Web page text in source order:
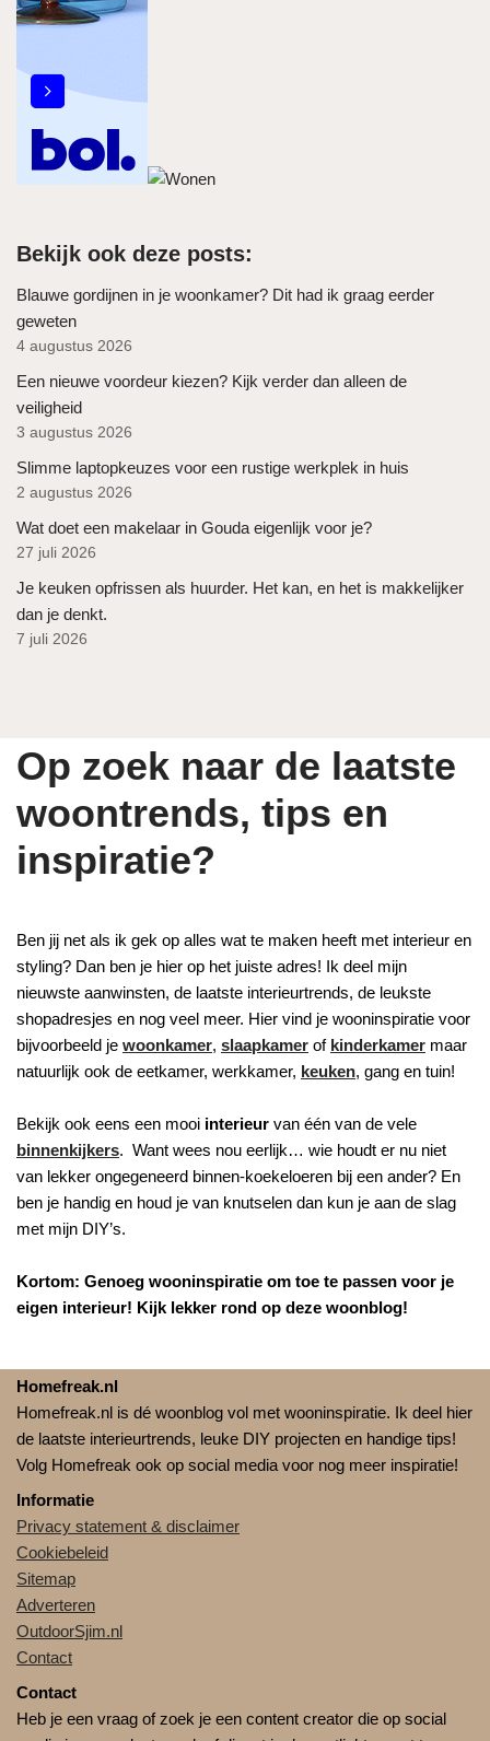
Bekijk ook deze posts:
Blauwe gordijnen in je woonkamer? Dit had ik graag eerder
geweten
4 augustus 2026
Een nieuwe voordeur kiezen? Kijk verder dan alleen de
veiligheid
3 augustus 2026
Slimme laptopkeuzes voor een rustige werkplek in huis
2 augustus 2026
Wat doet een makelaar in Gouda eigenlijk voor je?
27 juli 2026
Je keuken opfrissen als huurder. Het kan, en het is makkelijker
dan je denkt.
7 juli 2026
Op zoek naar de laatste
woontrends, tips en
inspiratie?
Ben jij net als ik gek op alles wat te maken heeft met interieur en
styling? Dan ben je hier op het juiste adres! Ik deel mijn
nieuwste aanwinsten, de laatste interieurtrends, de leukste
shopadresjes en nog veel meer. Hier vind je wooninspiratie voor
bijvoorbeeld je woonkamer, slaapkamer of kinderkamer maar
natuurlijk ook de eetkamer, werkkamer, keuken, gang en tuin!
Bekijk ook eens een mooi interieur van één van de vele
binnenkijkers. Want wees nou eerlijk… wie houdt er nu niet
van lekker ongegeneerd binnen-koekeloeren bij een ander? En
ben je handig en houd je van knutselen dan kun je aan de slag
met mijn DIY’s.
Kortom: Genoeg wooninspiratie om toe te passen voor je
eigen interieur! Kijk lekker rond op deze woonblog!
Homefreak.nl
Homefreak.nl is dé woonblog vol met wooninspiratie. Ik deel hier
de laatste interieurtrends, leuke DIY projecten en handige tips!
Volg Homefreak ook op social media voor nog meer inspiratie!
Informatie
Privacy statement & disclaimer
Cookiebeleid
Sitemap
Adverteren
OutdoorSjim.nl
Contact
Contact
Heb je een vraag of zoek je een content creator die op social